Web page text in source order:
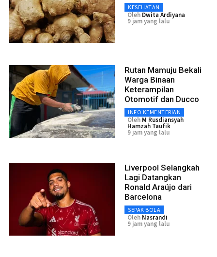
KESEHATAN
Oleh Dwita Ardiyana
9 jam yang lalu
Rutan Mamuju Bekali
Warga Binaan
Keterampilan
Otomotif dan Ducco
INFO KEMENTERIAN
Oleh M Rusdiansyah
Hamzah Taufik
9 jam yang lalu
Liverpool Selangkah
Lagi Datangkan
Ronald Araújo dari
Barcelona
SEPAK BOLA
Oleh Nasrandi
9 jam yang lalu